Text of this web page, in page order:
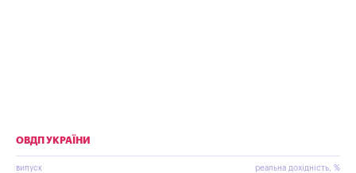
ОВДП УКРАЇНИ
випуск реальна дохідність, %